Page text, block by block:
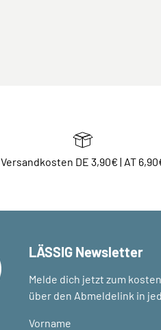
Versandkosten DE 3,90€ | AT
LÄSSIG Newsletter
Melde dich jetzt zum
über den Abmeldelink in
Vorname